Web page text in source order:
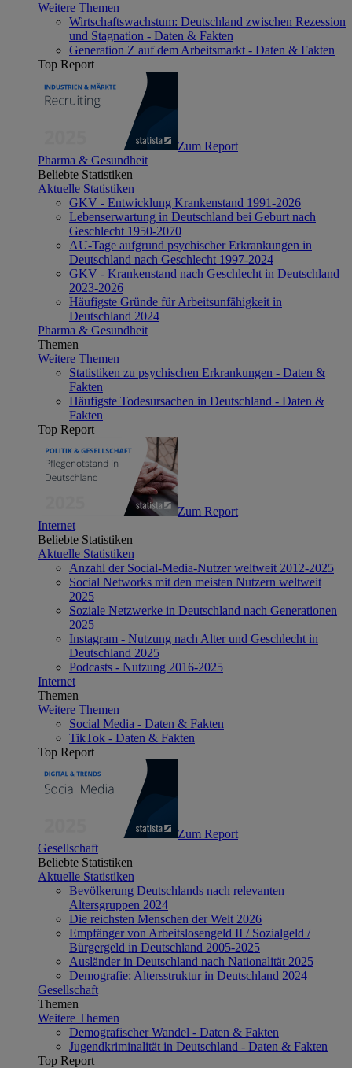
Weitere Themen
Wirtschaftswachstum: Deutschland zwischen Rezession
und Stagnation - Daten & Fakten
Generation Z auf dem Arbeitsmarkt - Daten & Fakten
Top Report
Zum Report
Pharma & Gesundheit
Beliebte Statistiken
Aktuelle Statistiken
GKV - Entwicklung Krankenstand 1991-2026
Lebenserwartung in Deutschland bei Geburt nach
Geschlecht 1950-2070
AU-Tage aufgrund psychischer Erkrankungen in
Deutschland nach Geschlecht 1997-2024
GKV - Krankenstand nach Geschlecht in Deutschland
2023-2026
Häufigste Gründe für Arbeitsunfähigkeit in
Deutschland 2024
Pharma & Gesundheit
Themen
Weitere Themen
Statistiken zu psychischen Erkrankungen - Daten &
Fakten
Häufigste Todesursachen in Deutschland - Daten &
Fakten
Top Report
Zum Report
Internet
Beliebte Statistiken
Aktuelle Statistiken
Anzahl der Social-Media-Nutzer weltweit 2012-2025
Social Networks mit den meisten Nutzern weltweit
2025
Soziale Netzwerke in Deutschland nach Generationen
2025
Instagram - Nutzung nach Alter und Geschlecht in
Deutschland 2025
Podcasts - Nutzung 2016-2025
Internet
Themen
Weitere Themen
Social Media - Daten & Fakten
TikTok - Daten & Fakten
Top Report
Zum Report
Gesellschaft
Beliebte Statistiken
Aktuelle Statistiken
Bevölkerung Deutschlands nach relevanten
Altersgruppen 2024
Die reichsten Menschen der Welt 2026
Empfänger von Arbeitslosengeld II / Sozialgeld /
Bürgergeld in Deutschland 2005-2025
Ausländer in Deutschland nach Nationalität 2025
Demografie: Altersstruktur in Deutschland 2024
Gesellschaft
Themen
Weitere Themen
Demografischer Wandel - Daten & Fakten
Jugendkriminalität in Deutschland - Daten & Fakten
Top Report